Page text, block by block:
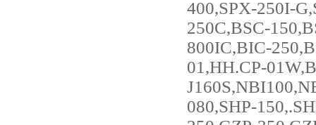
400,SPX-250I-
250C,BSC-
800IC,BIC-
01,HH.CP-
080,SHP-